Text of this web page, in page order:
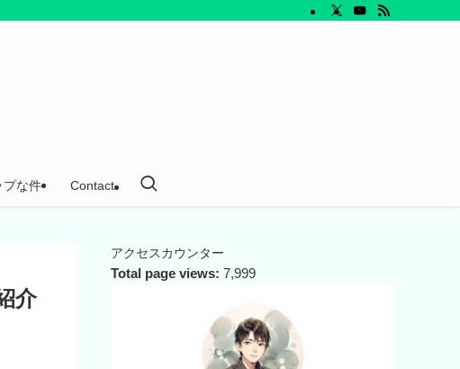
プな件 Contact
介
アクセスカウンター
Total page views: 7,999